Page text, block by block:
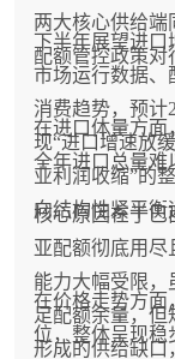
两大核心供给端
配额管控政策对
下半年展望进口
市场运行数据、
消费趋势，预计
现“进口增速放
业利润收缩”的
向结构性紧平衡
在进口体量方面
全年进口总量难
核心原因在于巴
亚配额彻底用尽
能力大幅受限，
足配额余量，
形成的供给缺口
在价格走势方面
位，整体呈现稳